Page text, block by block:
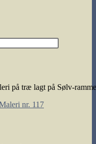
på træ lagt på Sølv-